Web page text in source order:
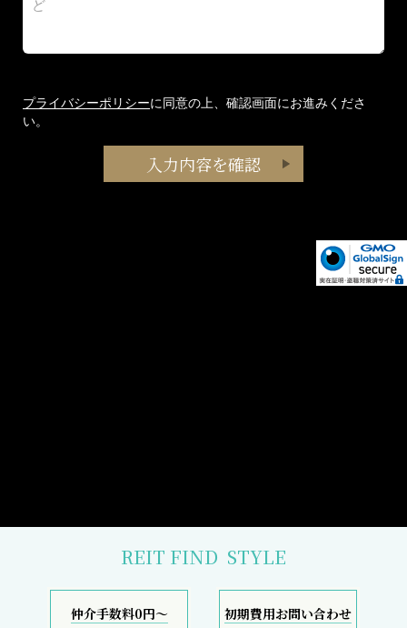
プライバシーポリシーに同意の上、確認画面にお進みくださ
い。
REIT FIND STYLE
仲介手数料0円～ 初期費用お問い合わせ